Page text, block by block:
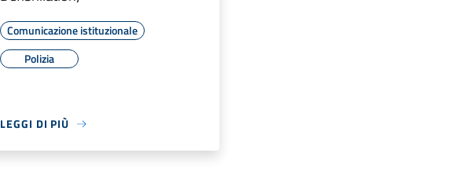
Comunicazione istituzionale
Polizia
LEGGI DI PIÙ